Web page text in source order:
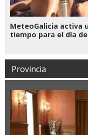
MeteoGalicia activa
tiempo para el día
Provincia